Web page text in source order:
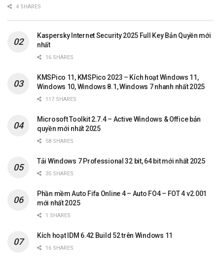
4 SHARES
Kaspersky Internet Security 2025 Full Key Bản Quyền mới
nhất
16 SHARES
KMSPico 11, KMSPico 2023 – Kích hoạt Windows 11,
Windows 10, Windows 8.1, Windows 7 nhanh nhất 2025
117 SHARES
Microsoft Toolkit 2.7.4 – Active Windows & Office bản
quyền mới nhất 2025
58 SHARES
Tải Windows 7 Professional 32 bit, 64 bit mới nhất 2025
35 SHARES
Phần mềm Auto Fifa Online 4 – Auto FO4 – FOT 4 v2.001
mới nhất 2025
1 SHARES
Kích hoạt IDM 6.42 Build 52 trên Windows 11
16 SHARES